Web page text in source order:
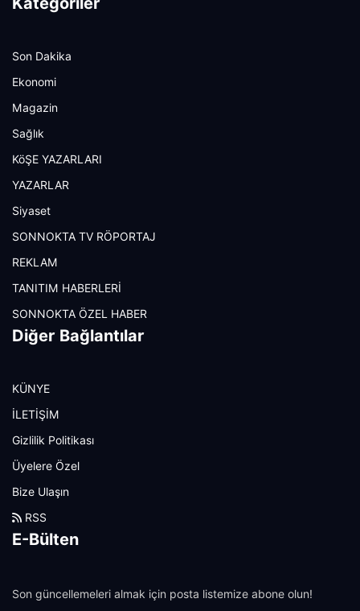
Son Dakika
Ekonomi
Magazin
Sağlık
KöŞE YAZARLARI
YAZARLAR
Siyaset
SONNOKTA TV RÖPORTAJ
REKLAM
TANITIM HABERLERİ
SONNOKTA ÖZEL HABER
Diğer Bağlantılar
KÜNYE
İLETİŞİM
Gizlilik Politikası
Üyelere Özel
Bize Ulaşın
RSS
E-Bülten
Son güncellemeleri almak için posta listemize abone olun!